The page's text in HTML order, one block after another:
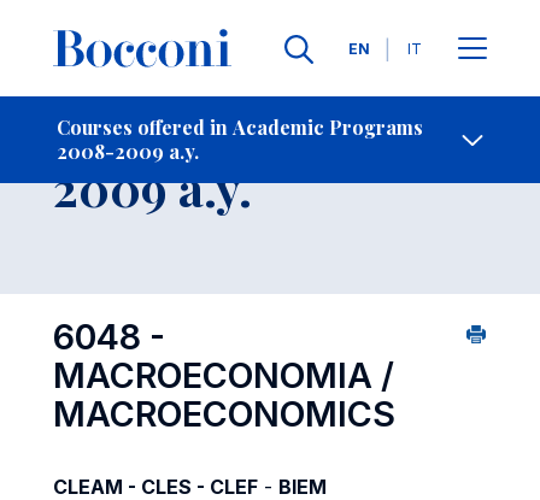
Languages
EN IT
Courses offered in Academic Programs
2008-2009 a.y.
- Contact Us
Course 2008-
2009 a.y.
6048 -
MACROECONOMIA /
MACROECONOMICS
CLEAM - CLES - CLEF - BIEM